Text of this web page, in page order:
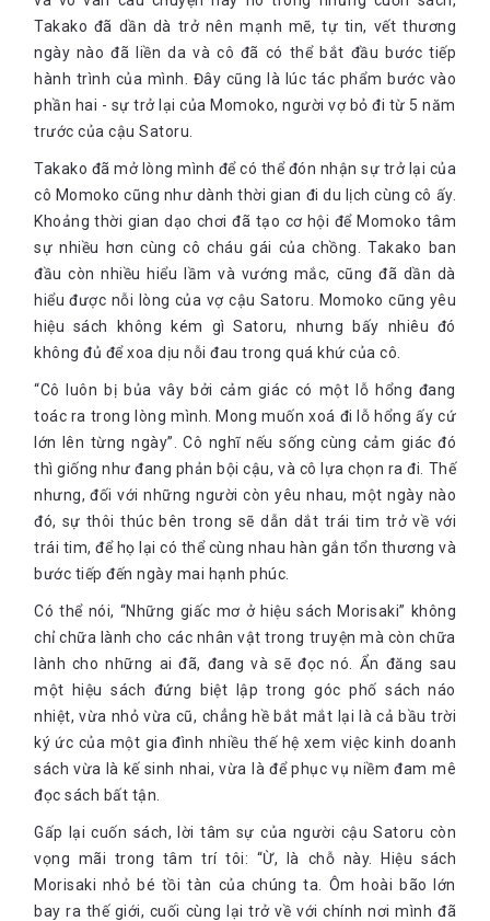
Takako đã dần dà trở nên mạnh mẽ, tự tin, vết thương
ngày nào đã liền da và cô đã có thể bắt đầu bước tiếp
hành trình của mình. Đây cũng là lúc tác phẩm bước vào
phần hai - sự trở lại của Momoko, người vợ bỏ đi từ 5 năm
trước của cậu Satoru.
Takako đã mở lòng mình để có thể đón nhận sự trở lại của
cô Momoko cũng như dành thời gian đi du lịch cùng cô ấy.
Khoảng thời gian dạo chơi đã tạo cơ hội để Momoko tâm
sự nhiều hơn cùng cô cháu gái của chồng. Takako ban
đầu còn nhiều hiểu lầm và vướng mắc, cũng đã dần dà
hiểu được nỗi lòng của vợ cậu Satoru. Momoko cũng yêu
hiệu sách không kém gì Satoru, nhưng bấy nhiêu đó
không đủ để xoa dịu nỗi đau trong quá khứ của cô.
“Cô luôn bị bủa vây bởi cảm giác có một lỗ hổng đang
toác ra trong lòng mình. Mong muốn xoá đi lỗ hổng ấy cứ
lớn lên từng ngày”. Cô nghĩ nếu sống cùng cảm giác đó
thì giống như đang phản bội cậu, và cô lựa chọn ra đi. Thế
nhưng, đối với những người còn yêu nhau, một ngày nào
đó, sự thôi thúc bên trong sẽ dẫn dắt trái tim trở về với
trái tim, để họ lại có thể cùng nhau hàn gắn tổn thương và
bước tiếp đến ngày mai hạnh phúc.
Có thể nói, “Những giấc mơ ở hiệu sách Morisaki” không
chỉ chữa lành cho các nhân vật trong truyện mà còn chữa
lành cho những ai đã, đang và sẽ đọc nó. Ẩn đăng sau
một hiệu sách đứng biệt lập trong góc phố sách náo
nhiệt, vừa nhỏ vừa cũ, chẳng hề bắt mắt lại là cả bầu trời
ký ức của một gia đình nhiều thế hệ xem việc kinh doanh
sách vừa là kế sinh nhai, vừa là để phục vụ niềm đam mê
đọc sách bất tận.
Gấp lại cuốn sách, lời tâm sự của người cậu Satoru còn
vọng mãi trong tâm trí tôi: “Ừ, là chỗ này. Hiệu sách
Morisaki nhỏ bé tồi tàn của chúng ta. Ôm hoài bão lớn
bay ra thế giới, cuối cùng lại trở về với chính nơi mình đã